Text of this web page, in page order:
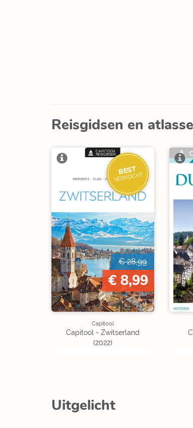
Reisgidsen en
BEST
VERKOCHT
€ 28,99
€ 8,99
Capitool
Capitool - Zwitserland
(2022)
Uitgelicht